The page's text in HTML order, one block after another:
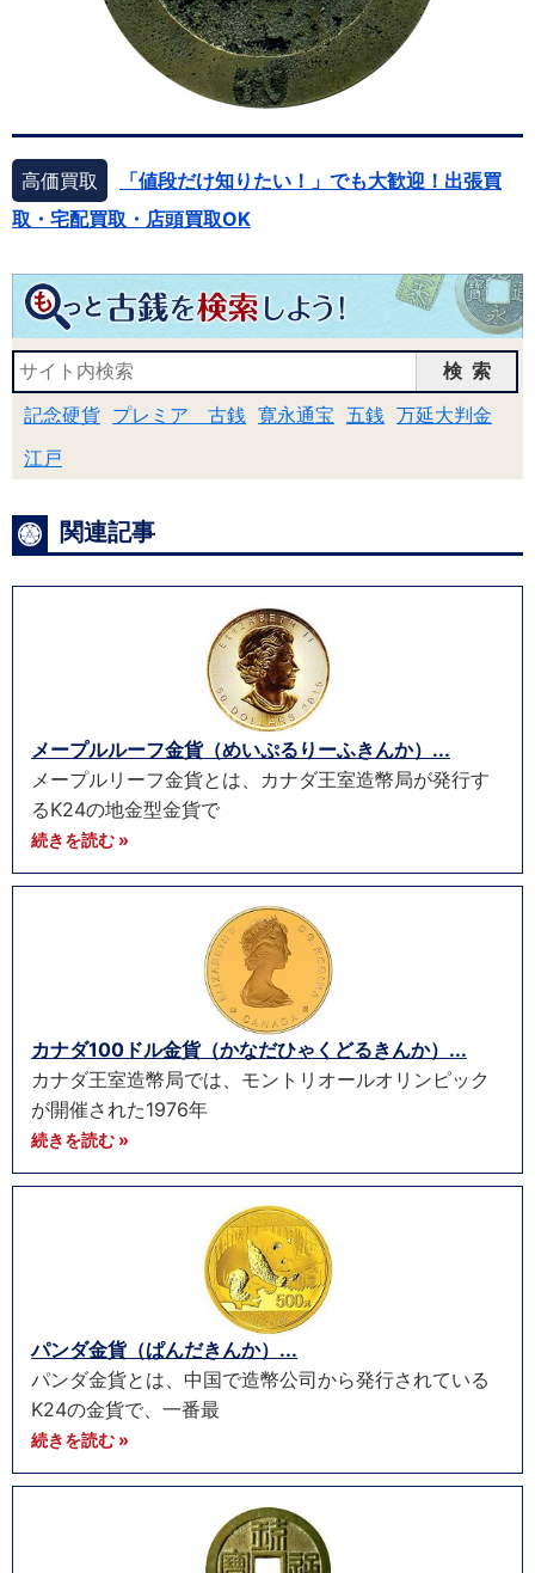
高価買取
「値段だけ知りたい！」でも大歓迎！出張買
取・宅配買取・店頭買取OK
検索
記念硬貨 プレミア 古銭 寛永通宝 五銭 万延大判金
江戸
関連記事
メープルルーフ金貨（めいぷるりーふきんか）...
メープルリーフ金貨とは、カナダ王室造幣局が発行す
るK24の地金型金貨で
続きを読む »
カナダ100ドル金貨（かなだひゃくどるきんか）...
カナダ王室造幣局では、モントリオールオリンピック
が開催された1976年
続きを読む »
パンダ金貨（ぱんだきんか）...
パンダ金貨とは、中国で造幣公司から発行されている
K24の金貨で、一番最
続きを読む »